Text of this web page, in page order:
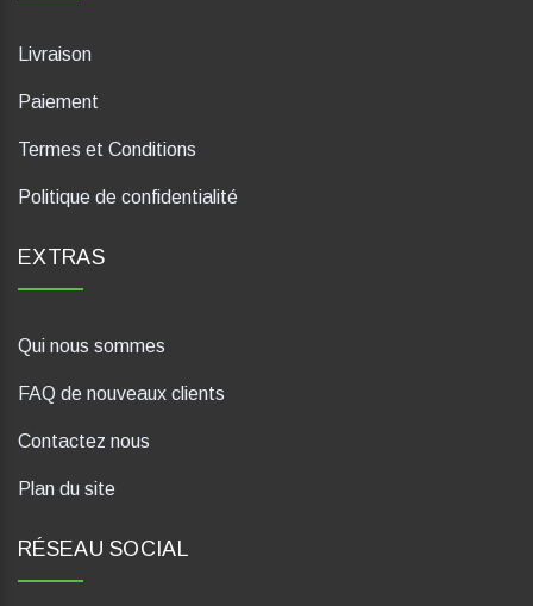
Livraison
Paiement
Termes et Conditions
Politique de confidentialité
EXTRAS
Qui nous sommes
FAQ de nouveaux clients
Contactez nous
Plan du site
RÉSEAU SOCIAL